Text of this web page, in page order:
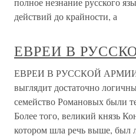
действий до крайности, а
ЕВРЕИ В
ЕВРЕИ В РУССКОЙ АРМИИ
выглядит достаточно
семейство Романовых были
Более того, великий князь
котором шла речь выше, был